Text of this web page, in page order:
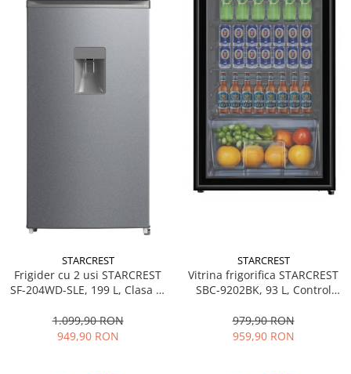
STARCREST
Frigider cu 2 usi STARCREST
SF-204WD-SLE, 199 L, Clasa E,
Termostat Ajustabil, Usi
reversibile, H 143 cm, Argintiu
1.099,90 RON
949,90 RON
STARCREST
Vitrina frigorifica STARCREST
SBC-9202BK, 93 L, Control
83.2 cm, Negru
979,90 RON
959,90 RON